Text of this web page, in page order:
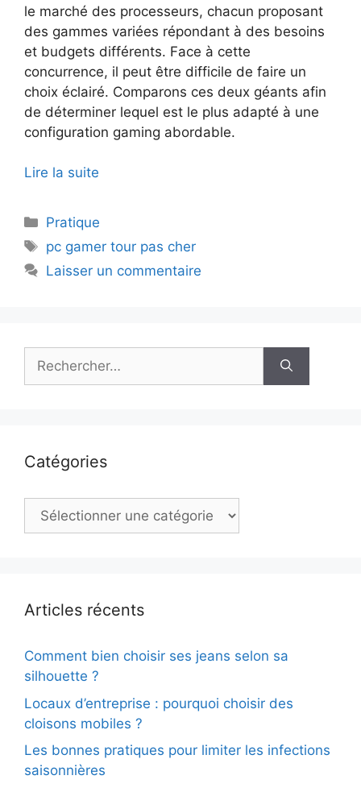
le marché des processeurs, chacun proposant
des gammes variées répondant à des besoins
et budgets différents. Face à cette
concurrence, il peut être difficile de faire un
choix éclairé. Comparons ces deux géants afin
de déterminer lequel est le plus adapté à une
configuration gaming abordable.
Lire la suite
Catégories
Pratique
Étiquettes
pc gamer tour pas cher
Laisser un commentaire
Rechercher :
Catégories
Catégories
Articles récents
Comment bien choisir ses jeans selon sa
silhouette ?
Locaux d’entreprise : pourquoi choisir des
cloisons mobiles ?
Les bonnes pratiques pour limiter les infections
saisonnières